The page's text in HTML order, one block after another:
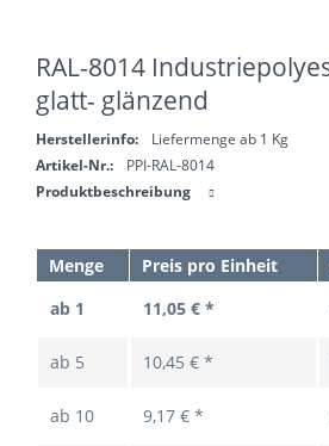
RAL-8014
glatt- glänzend
Herstellerinfo:
Liefermenge ab 1 Kg
Artikel-Nr.:
PPI-RAL-8014
Produktbeschreibung
Menge Preis pro Einheit
ab 1
11,05 € *
ab 5 10,45 € *
ab 10 9,17 € *